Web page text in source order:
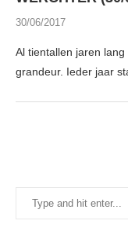
30/06/2017
Al tientallen jaren
grandeur. Ieder jaar